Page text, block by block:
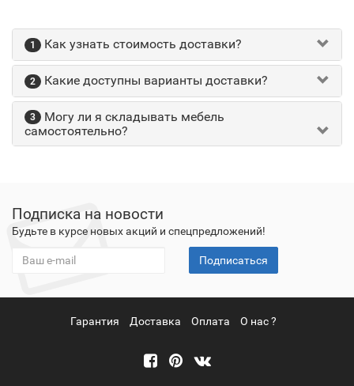
1 Как узнать стоимость доставки?
2 Какие доступны варианты доставки?
3
Могу ли я складывать мебель
самостоятельно?
Подписка на новости
Будьте в курсе новых акций и спецпредложений!
Подписаться
Гарантия Доставка Оплата О нас ?